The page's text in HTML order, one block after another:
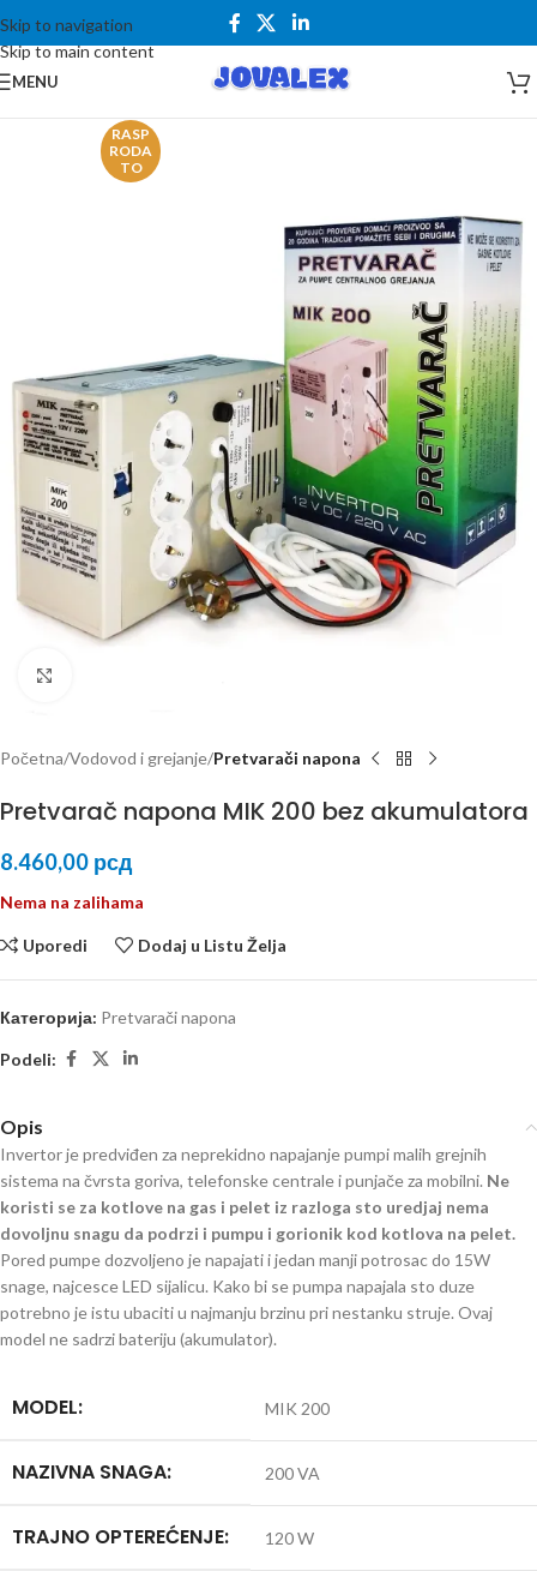
Skip to navigation
Skip to main content
MENU
RASP
RODA
TO
Početna Vodovod i grejanje Pretvarači napona
Pretvarač napona MIK 200 bez akumulatora
8.460,00 рсд
Nema na zalihama
Uporedi Dodaj u Listu Želja
Категорија: Pretvarači napona
Podeli:
Opis
Invertor je predviđen za neprekidno napajanje pumpi malih grejnih
sistema na čvrsta goriva, telefonske centrale i punjače za mobilni. Ne
koristi se za kotlove na gas i pelet iz razloga sto uredjaj nema
dovoljnu snagu da podrzi i pumpu i gorionik kod kotlova na pelet.
Pored pumpe dozvoljeno je napajati i jedan manji potrosac do 15W
snage, najcesce LED sijalicu. Kako bi se pumpa napajala sto duze
potrebno je istu ubaciti u najmanju brzinu pri nestanku struje. Ovaj
model ne sadrzi bateriju (akumulator).
MODEL: MIK 200
NAZIVNA SNAGA: 200 VA
TRAJNO OPTEREĆENJE: 120 W